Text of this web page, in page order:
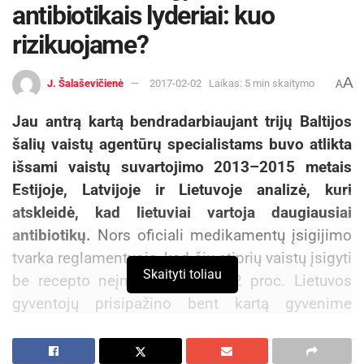
antibiotikais lyderiai: kuo
rizikuojame?
J. Šalaševičienė 2017-02-02 Laikas: 5 min skaitymo AA
Jau antrą kartą bendradarbiaujant trijų Baltijos
šalių vaistų agentūrų specialistams buvo atlikta
išsami vaistų suvartojimo 2013–2015 metais
Estijoje, Latvijoje ir Lietuvoje analizė, kuri
atskleidė, kad lietuviai vartoja daugiausiai
antibiotikų. Nors oficiali medikamentų įsigijimo
tvarka reglamentuoja, kad šių stiprių vaistų įsigyti
be recepto neįmanoma, net 22 proc. Lietuvos
gyventojų prisipažino bent kartą gyvenime
vieni, mat ES vykdyto tyrimo metu paaiškėjo, kad
Skaityti toliau